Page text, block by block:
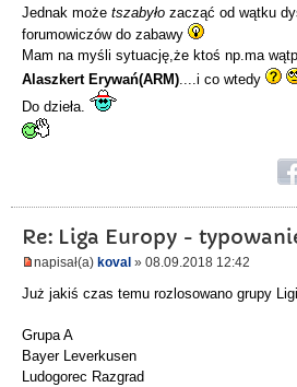
Jednak może tszabyło zacząć od wątku
forumowiczów do zabawy
Mam na myśli sytuację,że ktoś np.ma
Alaszkert Erywań(ARM) ....i co wtedy
Do dzieła.
Re: Liga Europy -
napisał(a) koval » 08.09.2018 12:42
Już jakiś czas temu rozlosowano grupy
Grupa A
Bayer Leverkusen
Ludogorec Razgrad